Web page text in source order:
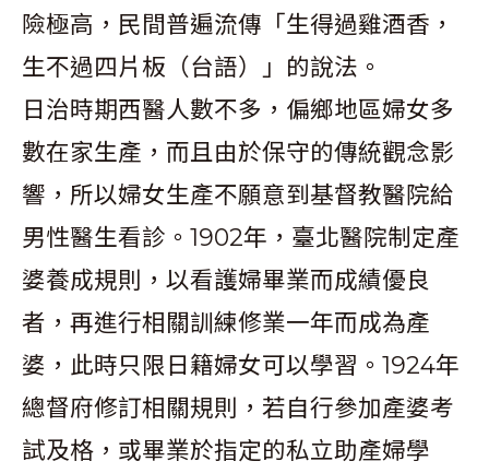
險極高，民間普遍流傳「生得過雞酒香，
生不過四片板（台語）」的說法。
日治時期西醫人數不多，偏鄉地區婦女多
數在家生產，而且由於保守的傳統觀念影
響，所以婦女生產不願意到基督教醫院給
男性醫生看診。1902年，臺北醫院制定產
婆養成規則，以看護婦畢業而成績優良
者，再進行相關訓練修業一年而成為產
婆，此時只限日籍婦女可以學習。1924年
總督府修訂相關規則，若自行參加產婆考
試及格，或畢業於指定的私立助產婦學